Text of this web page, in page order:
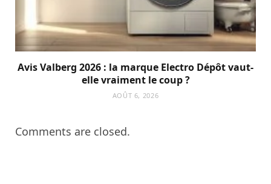
Avis Valberg 2026 : la marque Electro Dépôt vaut-
elle vraiment le coup ?
AOÛT 6, 2026
Comments are closed.